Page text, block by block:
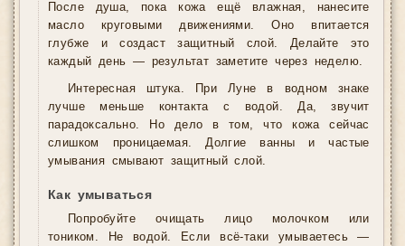
После душа, пока кожа ещё влажная, нанесите
масло круговыми движениями. Оно впитается
глубже и создаст защитный слой. Делайте это
каждый день — результат заметите через неделю.
Интересная штука. При Луне в водном знаке
лучше меньше контакта с водой. Да, звучит
парадоксально. Но дело в том, что кожа сейчас
слишком проницаемая. Долгие ванны и частые
умывания смывают защитный слой.
Как умываться
Попробуйте очищать лицо молочком или
тоником. Не водой. Если всё-таки умываетесь —